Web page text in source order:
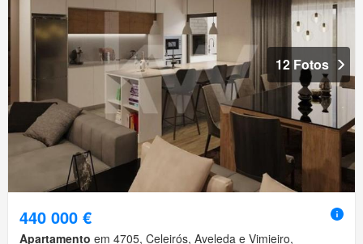
12 Fotos
440 000 €
Apartamento em 4705, Celeirós, Aveleda e Vimieiro,